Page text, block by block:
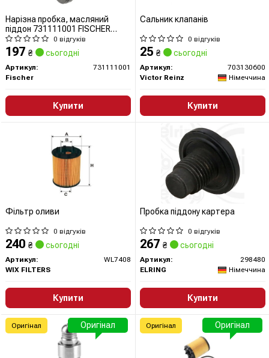
Нарізна пробка, масляний
піддон 731111001 FISCHER
AUTOMOTIVE ONE
0 відгуків
197 ₴ сьогодні
Артикул:
731111001
Fischer
Купити
Сальник клапанів
0 відгуків
25 ₴ сьогодні
Артикул:
703130600
Victor Reinz
Німеччина
Купити
Фільтр оливи
0 відгуків
240 ₴ сьогодні
Артикул:
WL7408
WIX FILTERS
Купити
Пробка піддону картера
0 відгуків
267 ₴ сьогодні
Артикул:
298480
ELRING
Німеччина
Купити
Оригінал
Оригінал Оригінал
Оригінал